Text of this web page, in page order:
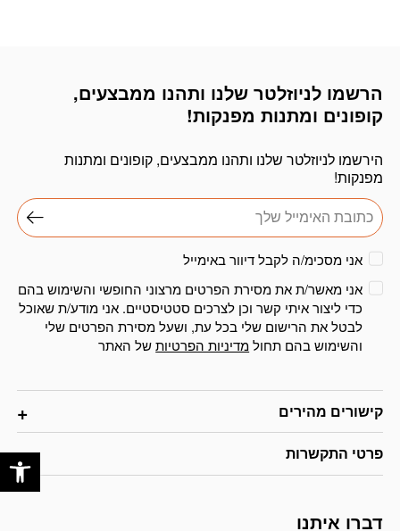
קישורים מהירים
פרטי התקשרות
דברו איתנו
הרשמו לניוזלטר שלנו ותהנו ממבצעים,
קופונים ומתנות מפנקות!
הירשמו לניוזלטר שלנו ותהנו ממבצעים, קופונים ומתנות
מפנקות!
דוא׳׳ל
אני מסכימ/ה לקבל דיוור באימייל
אני מאשר/ת את מסירת הפרטים מרצוני החופשי והשימוש בהם
כדי ליצור איתי קשר וכן לצרכים סטטיסטיים. אני מודע/ת שאוכל
לבטל את הרישום שלי בכל עת, ושעל מסירת הפרטים שלי
והשימוש בהם תחולמדיניות הפרטיותשל האתר